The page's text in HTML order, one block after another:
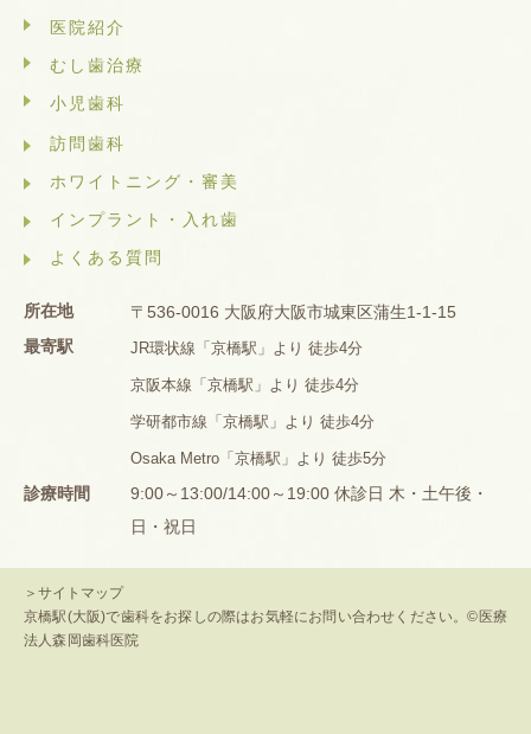
医院紹介
むし歯治療
小児歯科
訪問歯科
ホワイトニング・審美
インプラント・入れ歯
よくある質問
所在地
〒536-0016 大阪府大阪市城東区蒲生1-1-15
最寄駅
JR環状線「京橋駅」より 徒歩4分
京阪本線「京橋駅」より 徒歩4分
学研都市線「京橋駅」より 徒歩4分
Osaka Metro「京橋駅」より 徒歩5分
診療時間
9:00～13:00/14:00～19:00 休診日 木・土午後・
日・祝日
＞サイトマップ
京橋駅(大阪)で歯科をお探しの際はお気軽にお問い合わせください。©医療
法人森岡歯科医院